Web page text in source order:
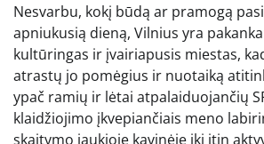
Nesvarbu, kokį būdą ar pramogą
apniukusią dieną, Vilnius yra
kultūringas ir įvairiapusis miestas,
atrastų jo pomėgius ir nuotaiką
ypač ramių ir lėtai atpalaiduojančių
klaidžiojimo įkvepiančiais meno
skaitymo jaukioje kavinėje iki itin